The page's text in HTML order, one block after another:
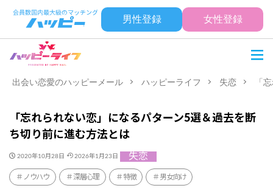
男性登録 女性登録
出会い恋愛のハッピーメール ハッピーライフ 失恋 「
「忘れられない恋」になるパターン5選＆過去を断
ち切り前に進む方法とは
2020年10月28日 2026年1月23日 失恋
ノウハウ 深層心理 特徴 男女向け